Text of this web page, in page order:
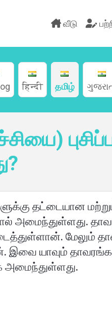
வீடு
हिन्दी தமிழ்
தட்டையான
அமைந்துள்ளது.
மேலும்
இவை யாவும்
அமைந்துள்ளது.